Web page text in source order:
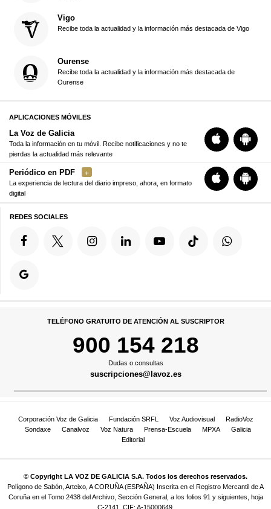
Vigo
Recibe toda la actualidad y la información más destacada de Vigo
Ourense
Recibe toda la actualidad y la información más destacada de
Ourense
APLICACIONES MÓVILES
La Voz de Galicia
Toda la información en tu móvil. Recibe notificaciones y no te
pierdas la actualidad más relevante
Periódico en PDF
La experiencia de lectura del diario impreso, ahora, en formato
digital
REDES SOCIALES
TELÉFONO GRATUITO DE ATENCIÓN AL SUSCRIPTOR
900 154 218
Dudas o consultas
suscripciones@lavoz.es
Corporación Voz de Galicia Fundación SRFL Voz Audiovisual
RadioVoz
Sondaxe
Canalvoz Voz Natura Prensa-Escuela MPXA
Galicia
Editorial
© Copyright LA VOZ DE GALICIA S.A. Todos los derechos reservados.
Polígono de Sabón, Arteixo, A CORUÑA (ESPAÑA) Inscrita en el Registro Mercantil de A
Coruña en el Tomo 2438 del Archivo, Sección General, a los folios 91 y siguientes, hoja
C-2141. CIF: A-15000649.